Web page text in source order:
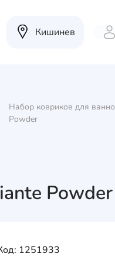
Кишинев
Набор ковриков для
Powder
Powder
1251933